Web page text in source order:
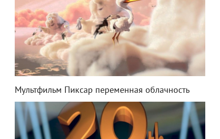
Мультфильм Пиксар переменная облачность